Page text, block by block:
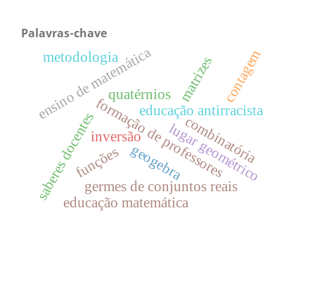
Palavras-chave
formação de professores
educação antirracista
ensino de matemática
saberes docentes
quatérnios
inversão lugar geométrico
germes de conjuntos reais
combinatória
matrizes contagem
educação matemática
geogebra
funções
metodologia